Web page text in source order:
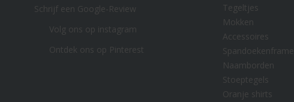
Schrijf een Google-Review
Volg ons op instagram
Ontdek ons op Pinterest
Tegeltjes
Mokken
Accessoires
Spandoekenframe
Naamborden
Stoeptegels
Oranje shirts